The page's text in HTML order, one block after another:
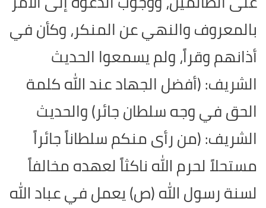
بالمعروف والنهي عن المنكر، وكأن في
أذانهم وقراً، ولم يسمعوا الحديث
الشريف: (أفضل الجهاد عند الله كلمة
الحق في وجه سلطان جائر) والحديث
الشريف: (من رأى منكم سلطاناً جائراً
مستحلاً لحرم الله ناكثاً لعهده مخالفاً
لسنة رسول الله (ص) يعمل في عباد الله